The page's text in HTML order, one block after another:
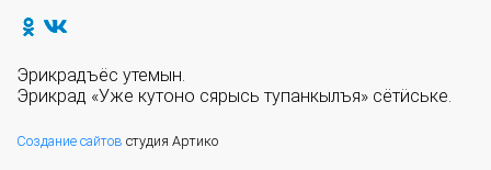
Эрикрадъёс утемын.
Эрикрад «Уже кутоно сярысь тупанкылъя» сётӥське.
Создание сайтов студия Артико